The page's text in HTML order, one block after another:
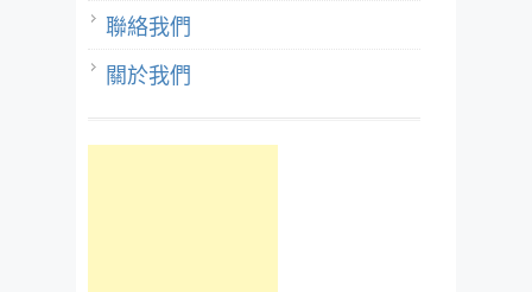
聯絡我們
關於我們